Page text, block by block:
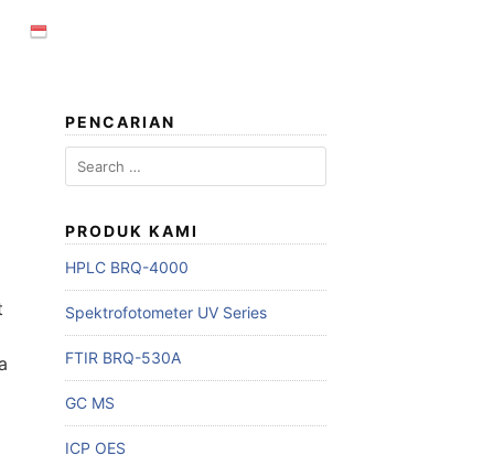
PENCARIAN
Search
for:
PRODUK KAMI
HPLC BRQ-4000
Spektrofotometer UV Series
FTIR BRQ-530A
GC MS
ICP OES